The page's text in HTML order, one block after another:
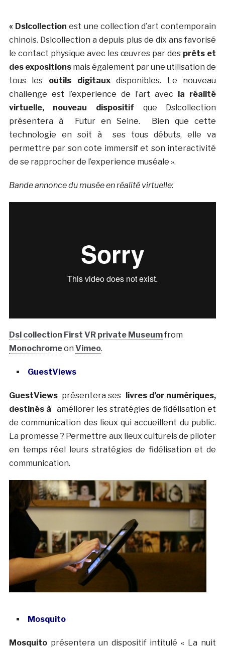
« Dslcollection est une collection d’art contemporain
chinois. Dslcollection a depuis plus de dix ans favorisé
le contact physique avec les œuvres par des prêts et
des expositions mais également par une utilisation de
tous les outils digitauxdisponibles. Le nouveau
challenge est l’experience de l’art avec la réalité
virtuelle, nouveau dispositif que Dslcollection
présentera à Futur en Seine.
Bien que cette
technologie en soit à ses tous débuts, elle va
permettre par son cote immersif et son interactivité
de se rapprocher de l’experience muséale ».
Bande annonce du musée en réalité virtuelle:
Dsl collection First VR private Museumfrom
Monochromeon Vimeo.
GuestViews
GuestViewsprésentera ses
livres d’or numériques,
destinés àaméliorer les stratégies de fidélisation et
de communication des lieux qui accueillent du public.
La promesse ? Permettre aux lieux culturels de piloter
en temps réel leurs stratégies de fidélisation et de
communication.
Mosquito
Mosquitoprésentera un dispositif intitulé « La nuit